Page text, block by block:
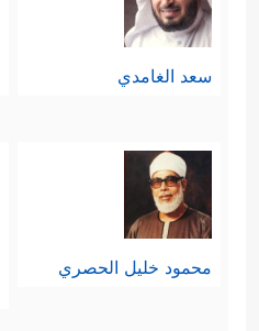
سعد الغامدي
محمود خليل الحصري